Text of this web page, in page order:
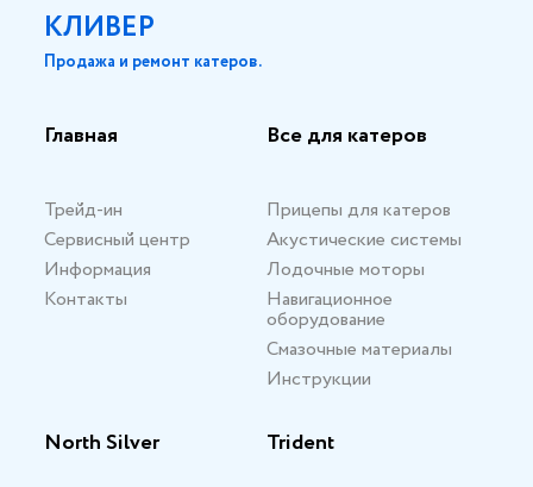
КЛИВЕР
Продажа и ремонт катеров.
Главная
Трейд-ин
Сервисный центр
Информация
Контакты
Все для катеров
Прицепы для катеров
Акустические системы
Лодочные моторы
Навигационное
оборудование
Смазочные материалы
Инструкции
North Silver Trident